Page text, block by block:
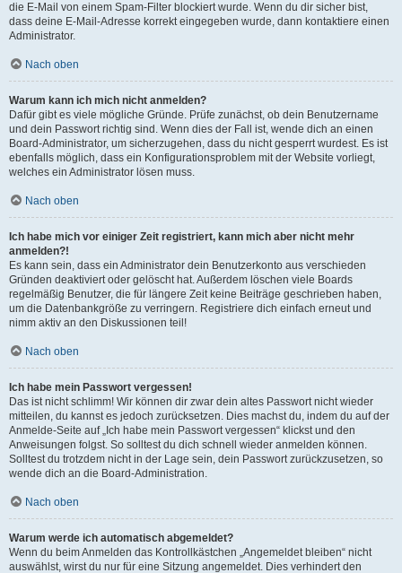
die E-Mail von einem Spam-Filter blockiert wurde. Wenn du dir sicher bist,
dass deine E-Mail-Adresse korrekt eingegeben wurde, dann kontaktiere einen
Administrator.
Nach oben
Warum kann ich mich nicht anmelden?
Dafür gibt es viele mögliche Gründe. Prüfe zunächst, ob dein Benutzername
und dein Passwort richtig sind. Wenn dies der Fall ist, wende dich an einen
Board-Administrator, um sicherzugehen, dass du nicht gesperrt wurdest. Es ist
ebenfalls möglich, dass ein Konfigurationsproblem mit der Website vorliegt,
welches ein Administrator lösen muss.
Nach oben
Ich habe mich vor einiger Zeit registriert, kann mich aber nicht mehr
anmelden?!
Es kann sein, dass ein Administrator dein Benutzerkonto aus verschieden
Gründen deaktiviert oder gelöscht hat. Außerdem löschen viele Boards
regelmäßig Benutzer, die für längere Zeit keine Beiträge geschrieben haben,
um die Datenbankgröße zu verringern. Registriere dich einfach erneut und
nimm aktiv an den Diskussionen teil!
Nach oben
Ich habe mein Passwort vergessen!
Das ist nicht schlimm! Wir können dir zwar dein altes Passwort nicht wieder
mitteilen, du kannst es jedoch zurücksetzen. Dies machst du, indem du auf der
Anmelde-Seite auf „Ich habe mein Passwort vergessen“ klickst und den
Anweisungen folgst. So solltest du dich schnell wieder anmelden können.
Solltest du trotzdem nicht in der Lage sein, dein Passwort zurückzusetzen, so
wende dich an die Board-Administration.
Nach oben
Warum werde ich automatisch abgemeldet?
Wenn du beim Anmelden das Kontrollkästchen „Angemeldet bleiben“ nicht
auswählst, wirst du nur für eine Sitzung angemeldet. Dies verhindert den